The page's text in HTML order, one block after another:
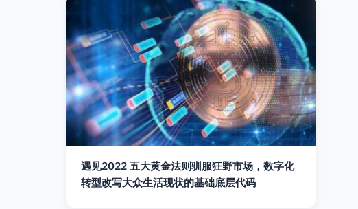
遇见2022 五大黄金法则驯服狂野市场，数字化
转型改写大众生活现状的基础底层代码